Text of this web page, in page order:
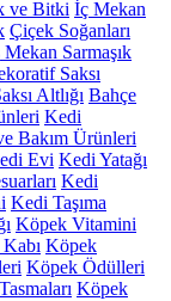
ve Bitki İç Mekan
Çiçek Soğanları
Mekan Sarmaşık
Saksı
Altlığı Bahçe
Kedi
Bakım Ürünleri
Evi Kedi Yatağı
Kedi
Kedi Taşıma
Köpek Vitamini
Köpek
Köpek Ödülleri
Köpek